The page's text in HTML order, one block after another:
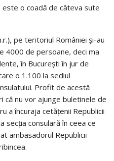
este o coadă de câteva sute
pe teritoriul României și-au
de persoane, deci ma
în București în jur de
o 1.100 la sediul
Profit de acestă
că nu vor ajunge buletinele de
a încuraja cetățenii Republicii
secția consulară în ceea ce
ambasadorul Republicii